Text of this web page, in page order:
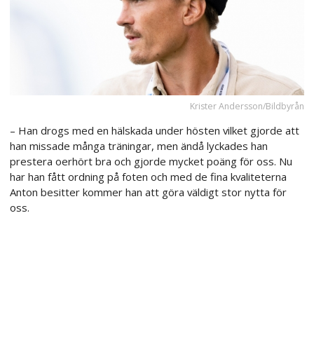
Krister Andersson/Bildbyrån
– Han drogs med en hälskada under hösten vilket gjorde att
han missade många träningar, men ändå lyckades han
prestera oerhört bra och gjorde mycket poäng för oss. Nu
har han fått ordning på foten och med de fina kvaliteterna
Anton besitter kommer han att göra väldigt stor nytta för
oss.